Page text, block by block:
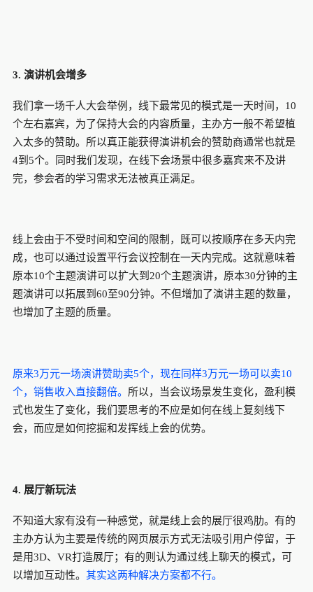
3. 演讲机会增多
我们拿一场千人大会举例，线下最常见的模式是一天时间，10
个左右嘉宾，为了保持大会的内容质量，主办方一般不希望植
入太多的赞助。所以真正能获得演讲机会的赞助商通常也就是
4到5个。同时我们发现，在线下会场景中很多嘉宾来不及讲
完，参会者的学习需求无法被真正满足。
线上会由于不受时间和空间的限制，既可以按顺序在多天内完
成，也可以通过设置平行会议控制在一天内完成。这就意味着
原本10个主题演讲可以扩大到20个主题演讲，原本30分钟的主
题演讲可以拓展到60至90分钟。不但增加了演讲主题的数量，
也增加了主题的质量。
原来3万元一场演讲赞助卖5个，现在同样3万元一场可以卖10
个，销售收入直接翻倍。 所以，当会议场景发生变化，盈利模
式也发生了变化，我们要思考的不应是如何在线上复刻线下
会，而应是如何挖掘和发挥线上会的优势。
4. 展厅新玩法
不知道大家有没有一种感觉，就是线上会的展厅很鸡肋。有的
主办方认为主要是传统的网页展示方式无法吸引用户停留，于
是用3D、VR打造展厅；有的则认为通过线上聊天的模式，可
以增加互动性。 其实这两种解决方案都不行。